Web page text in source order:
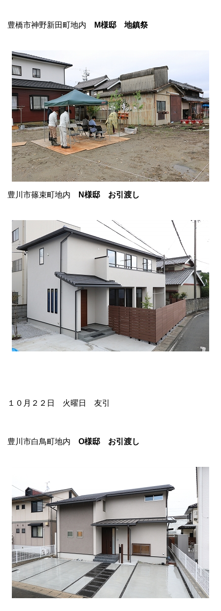
豊橋市神野新田町地内 M様邸 地鎮祭
豊川市篠束町地内 N様邸 お引渡し
１０月２２日 火曜日 友引
豊川市白鳥町地内 O様邸 お引渡し